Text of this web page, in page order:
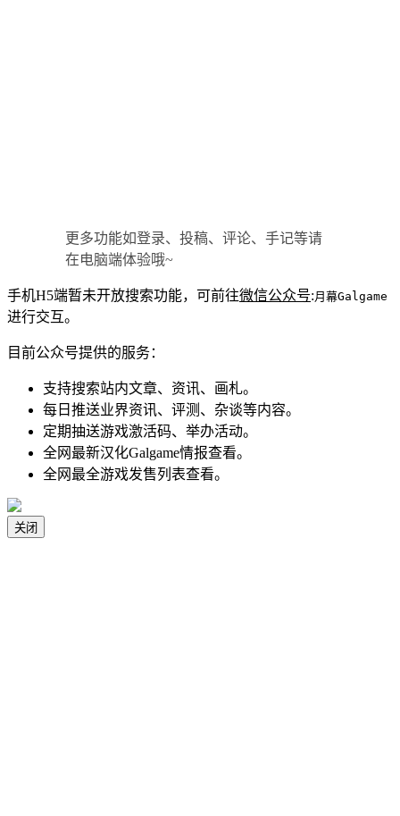
更多功能如登录、投稿、评论、手记等请
在电脑端体验哦~
手机H5端暂未开放搜索功能，可前往微信公众号:月幕Galgame
进行交互。
目前公众号提供的服务：
支持搜索站内文章、资讯、画札。
每日推送业界资讯、评测、杂谈等内容。
定期抽送游戏激活码、举办活动。
全网最新汉化Galgame情报查看。
全网最全游戏发售列表查看。
关闭